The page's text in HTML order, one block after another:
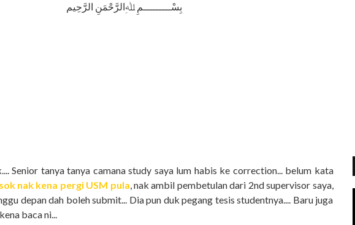
بِسْـــــــــمِ ﷲِالرَّحْمَنِ الرَّحِيم
Senior tanya tanya camana study saya lum habis ke correction... belum kata
nak kena pergi USM pula, nak ambil pembetulan dari 2nd supervisor saya,
depan dah boleh submit... Dia pun duk pegang tesis studentnya.... Baru juga
baca ni...